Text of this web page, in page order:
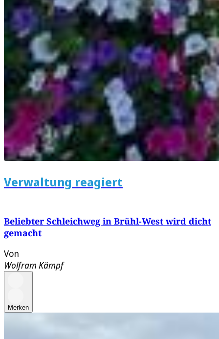
Verwaltung reagiert
Beliebter Schleichweg in Brühl-West wird dicht
gemacht
Von
Wolfram Kämpf
Merken